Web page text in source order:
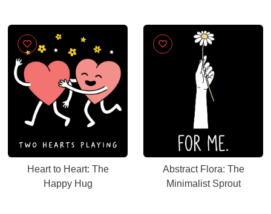
Heart to Heart: The
Happy Hug
Abstract Flora: The
Minimalist Sprout